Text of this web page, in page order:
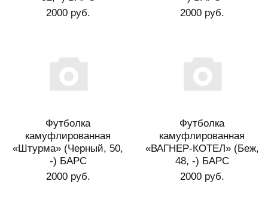
2000 руб.
2000 руб.
Футболка
камуфлированная
«Штурма» (Черный, 50,
-) БАРС
2000 руб.
Футболка
камуфлированная
«ВАГНЕР-КОТЕЛ» (Беж,
48, -) БАРС
2000 руб.